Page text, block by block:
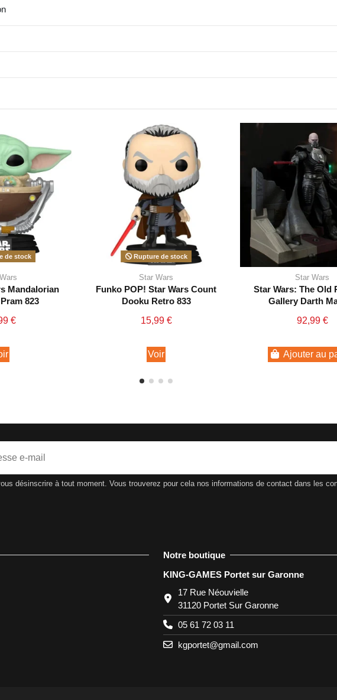
de stock
Mandalorian
823
€
Rupture de stock
Star Wars
Funko POP! Star Wars Count
Dooku Retro 833
15,99 €
Voir
Star Wars
Star Wars: The Old
Gallery Darth
92,99 €
Ajouter au
désinscrire à tout moment. Vous trouverez pour cela nos informations de contact dans les
Notre boutique
KING-GAMES Portet sur Garonne
17 Rue Néouvielle
31120 Portet Sur Garonne
05 61 72 03 11
kgportet@gmail.com